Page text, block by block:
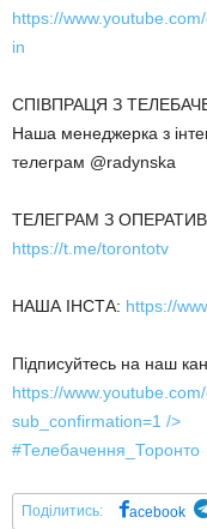
https://
in
СПІВПРАЦЯ З
Наша менеджерка з
телеграм @radynska
ТЕЛЕГРАМ З
https://t.me/torontotv
НАША ІНСТА: https://
Підписуйтесь на наш
https://
sub_confirmation=1 />
#Телебачення_Торонто
Поділитись: acebook